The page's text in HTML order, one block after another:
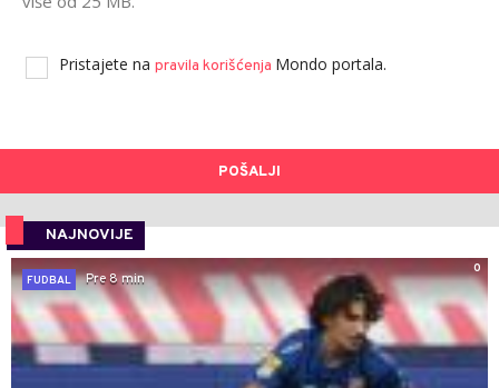
Pristajete na pravila korišćenja Mondo portala.
POŠALJI
NAJNOVIJE
0
FUDBAL
Pre 8 min